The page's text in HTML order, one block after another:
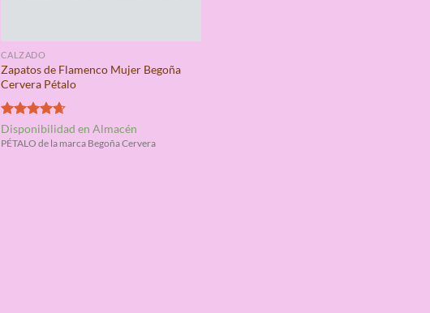
CALZADO
Zapatos de Flamenco Mujer Begoña
Cervera Pétalo
Valorado
con4.67
Disponibilidad en Almacén
PÉTALO de la marca Begoña Cervera